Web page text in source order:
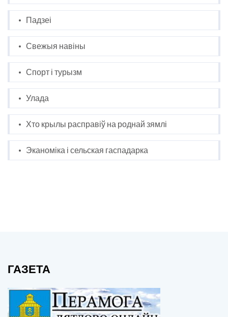
Падзеі
Свежыя навіны
Спорт і турызм
Улада
Хто крылы расправіў на роднай зямлі
Эканоміка і сельская гаспадарка
ГАЗЕТА